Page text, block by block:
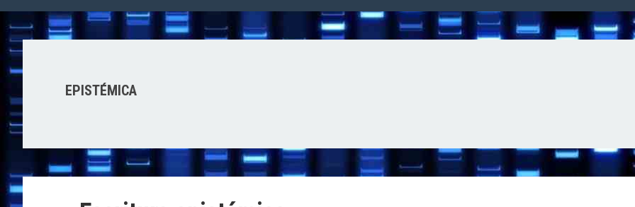
EPISTÉMICA